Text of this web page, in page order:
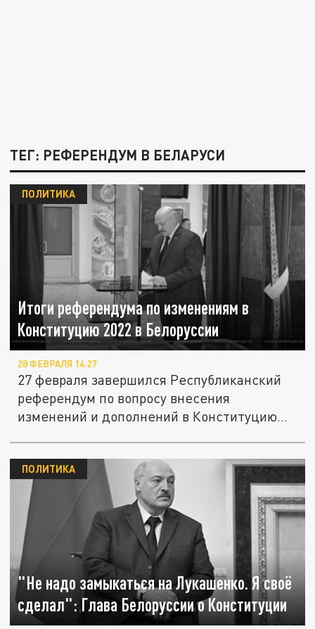
ТЕГ: РЕФЕРЕНДУМ В БЕЛАРУСИ
Итоги референдума по изменениям в
Конституцию 2022 в Белоруссии
ПОЛИТИКА
28 ФЕВРАЛЯ 14:27
27 февраля завершился Республиканский
референдум по вопросу внесения
изменений и дополнений в Конституцию...
"Не надо замыкаться на Лукашенко. Я своё
сделал": Глава Белоруссии о Конституции
ПОЛИТИКА